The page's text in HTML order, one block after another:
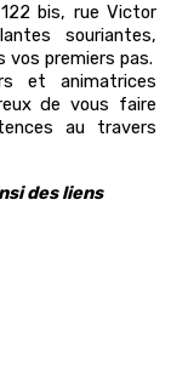
bis, rue Victor
souriantes,
vos premiers pas.
et animatrices
de vous faire
au travers
des liens